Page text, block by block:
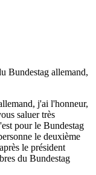
Bundestag allemand,
j'ai l'honneur,
saluer très
pour le Bundestag
le deuxième
le président
du Bundestag